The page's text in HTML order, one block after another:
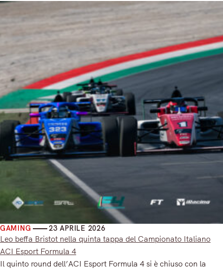
GAMING 23 APRILE 2026
Leo beffa Bristot nella quinta tappa del Campionato Italiano
ACI Esport Formula 4
Il quinto round dell’ACI Esport Formula 4 si è chiuso con la